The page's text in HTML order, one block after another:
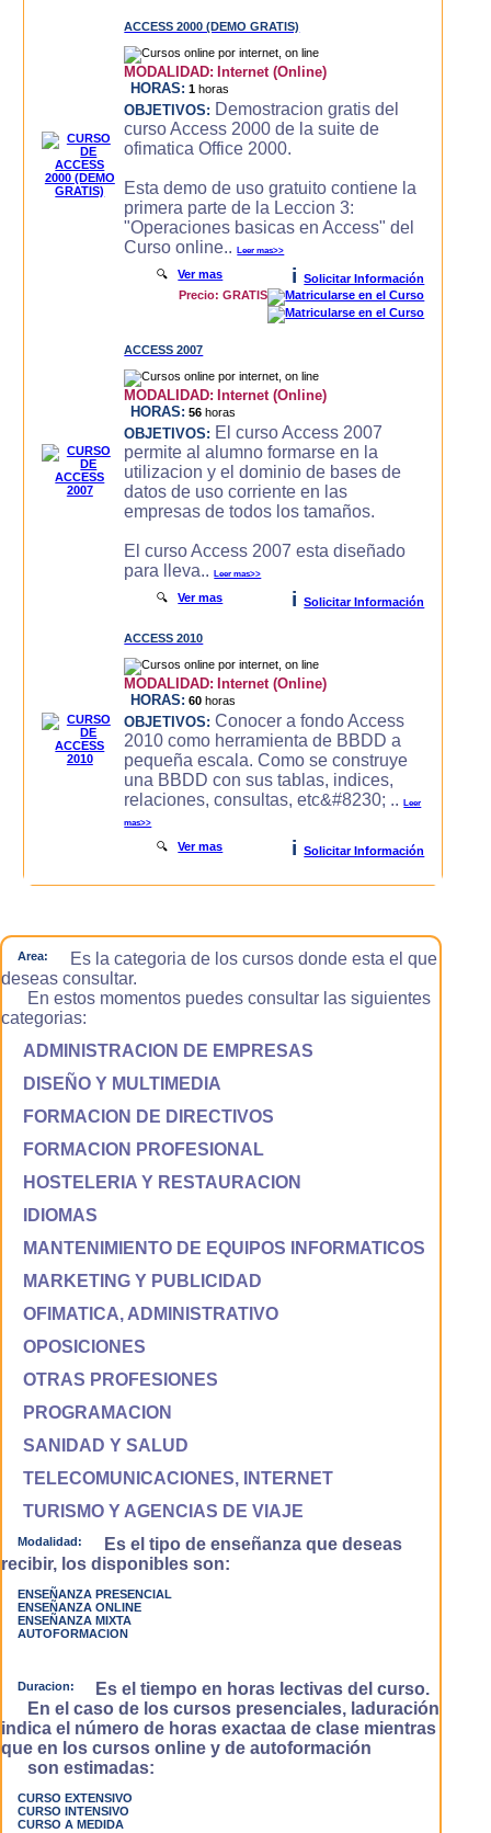
ACCESS 2000 (DEMO GRATIS)
MODALIDAD: Internet (Online)
HORAS: 1 horas
OBJETIVOS: Demostracion gratis del
curso Access 2000 de la suite de
ofimatica Office 2000.
Esta demo de uso gratuito contiene la
primera parte de la Leccion 3:
"Operaciones basicas en Access" del
Curso online..Leer mas>>
🔍Ver mas i
Solicitar Información
Precio: GRATIS
ACCESS 2007
MODALIDAD: Internet (Online)
HORAS: 56 horas
OBJETIVOS: El curso Access 2007
permite al alumno formarse en la
utilizacion y el dominio de bases de
datos de uso corriente en las
empresas de todos los tamaños.
El curso Access 2007 esta diseñado
para lleva..Leer mas>>
🔍Ver mas i Solicitar Información
ACCESS 2010
MODALIDAD: Internet (Online)
HORAS: 60 horas
OBJETIVOS: Conocer a fondo Access
2010 como herramienta de BBDD a
pequeña escala. Como se construye
una BBDD con sus tablas, indices,
relaciones, consultas, etc&#8230; ..Leer
mas>>
🔍Ver mas i Solicitar Información
Area:
Es la categoria de los cursos donde esta el que
deseas consultar.
En estos momentos puedes consultar las siguientes
categorias:
ADMINISTRACION DE EMPRESAS
DISEÑO Y MULTIMEDIA
FORMACION DE DIRECTIVOS
FORMACION PROFESIONAL
HOSTELERIA Y RESTAURACION
IDIOMAS
MANTENIMIENTO DE EQUIPOS INFORMATICOS
MARKETING Y PUBLICIDAD
OFIMATICA, ADMINISTRATIVO
OPOSICIONES
OTRAS PROFESIONES
PROGRAMACION
SANIDAD Y SALUD
TELECOMUNICACIONES, INTERNET
TURISMO Y AGENCIAS DE VIAJE
Modalidad:
Es el tipo de enseñanza que deseas
recibir, los disponibles son:
ENSEÑANZA PRESENCIAL
ENSEÑANZA ONLINE
ENSEÑANZA MIXTA
AUTOFORMACION
Duracion:
Es el tiempo en horas lectivas del curso.
En el caso de los cursos presenciales, laduración
indica el número de horas exactaa de clase mientras
que en los cursos online y de autoformación
son estimadas:
CURSO EXTENSIVO
CURSO INTENSIVO
CURSO A MEDIDA